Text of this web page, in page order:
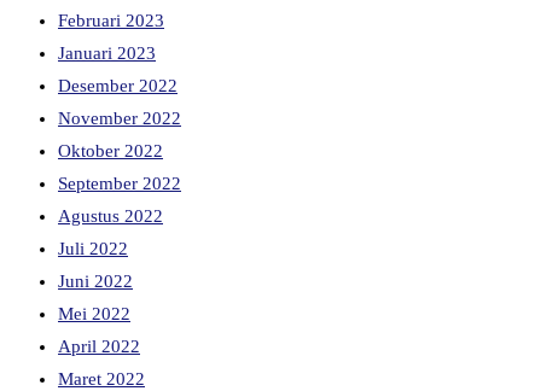
Februari 2023
Januari 2023
Desember 2022
November 2022
Oktober 2022
September 2022
Agustus 2022
Juli 2022
Juni 2022
Mei 2022
April 2022
Maret 2022